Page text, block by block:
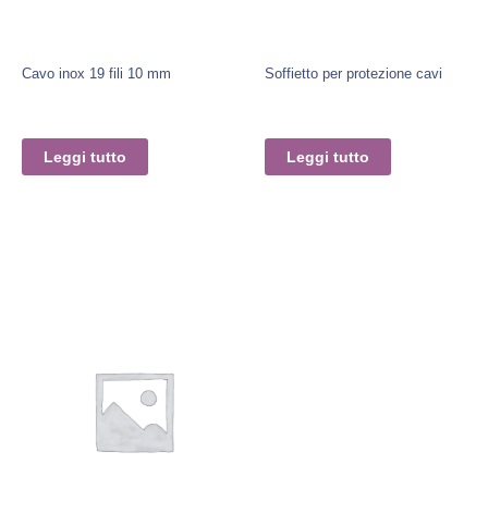
Cavo inox 19 fili 10 mm
Leggi tutto
Soffietto per protezione cavi
Leggi tutto